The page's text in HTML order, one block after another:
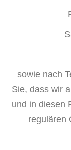
sowie nach
Sie, dass wir
und in diesen
regulären